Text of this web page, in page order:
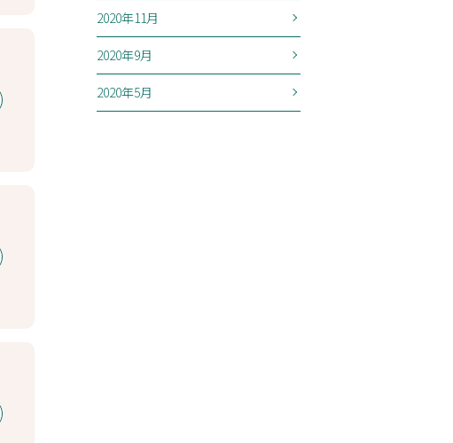
2020年11月
2020年9月
2020年5月